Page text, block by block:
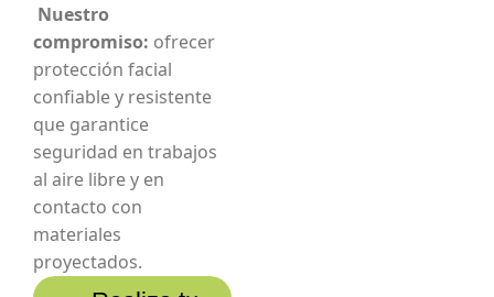
Nuestro
compromiso: ofrecer
protección facial
confiable y resistente
que garantice
seguridad en trabajos
al aire libre y en
contacto con
materiales
proyectados.